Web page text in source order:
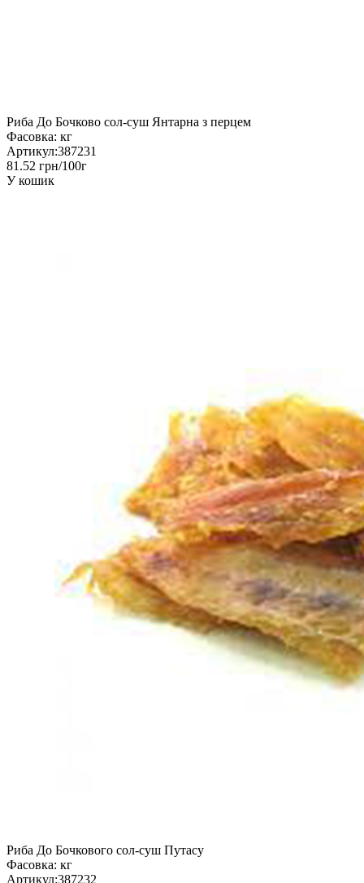
Риба До Бочково сол-суш Янтарна з перцем
Фасовка: кг
Артикул:387231
81.52 грн/100г
У кошик
Риба До Бочкового сол-суш Путасу
Фасовка: кг
Артикул:387232